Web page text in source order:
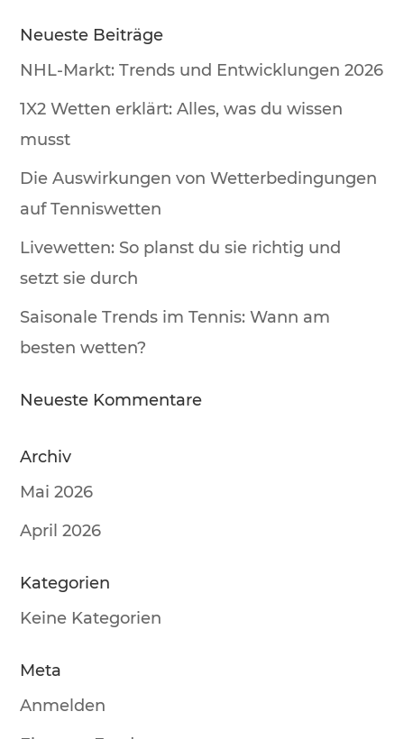
Neueste Beiträge
NHL-Markt: Trends und Entwicklungen 2026
1X2 Wetten erklärt: Alles, was du wissen
musst
Die Auswirkungen von Wetterbedingungen
auf Tenniswetten
Livewetten: So planst du sie richtig und
setzt sie durch
Saisonale Trends im Tennis: Wann am
besten wetten?
Neueste Kommentare
Archiv
Mai 2026
April 2026
Kategorien
Keine Kategorien
Meta
Anmelden